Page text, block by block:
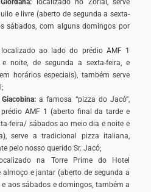
localizado no Zorial, serve
e livre (aberto de segunda a sexta-
sábados, com alguns domingos por
localizado ao lado do prédio AMF 1
noite, de segunda a sexta-feira, e
horários especiais), também serve
a famosa “pizza do Jacó”,
AMF 1 (aberto final da tarde e
feira/ sábados ao meio dia e noite e
serve a tradicional pizza italiana,
pelo nosso querido Sr. Jacó;
na Torre Prime do Hotel
almoço e jantar (aberto de segunda a
aos sábados e domingos, também a